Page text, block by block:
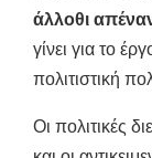
άλλοθι
γίνει για το
πολιτιστική
Οι πολιτικές